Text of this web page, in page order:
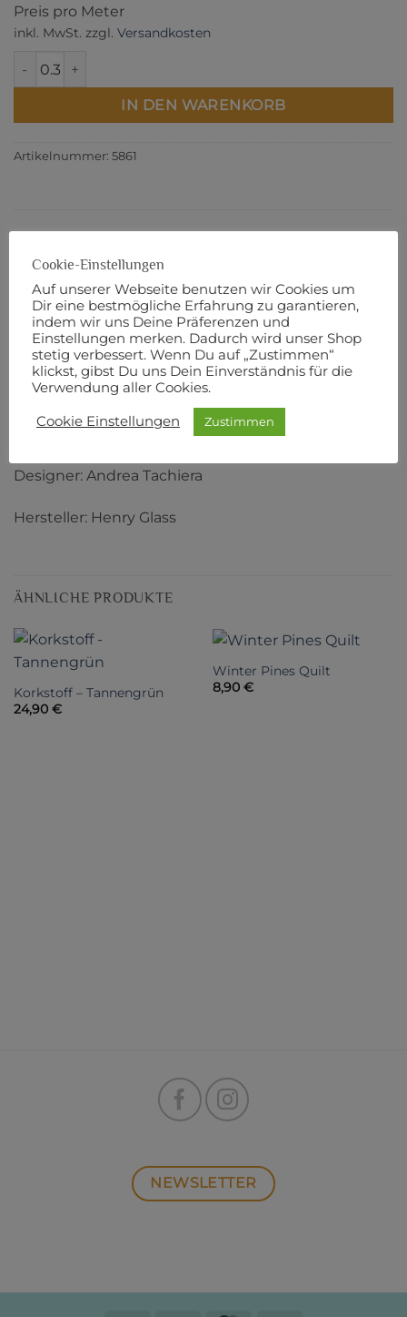
Preis pro Meter
inkl. MwSt. zzgl. Versandkosten
Winter Elegance Menge
IN DEN WARENKORB
Artikelnummer: 5861
ZUSÄTZLICHE INFORMATIONEN
PRODUKTSICHERHEIT
Flanell
110 cm Breite
Designer: Andrea Tachiera
Hersteller: Henry Glass
ÄHNLICHE PRODUKTE
Korkstoff – Tannengrün
24,90 €
Winter Pines Quilt
8,90 €
NEWSLETTER
Cookie-Einstellungen
Auf unserer Webseite benutzen wir Cookies um
Dir eine bestmögliche Erfahrung zu garantieren,
indem wir uns Deine Präferenzen und
Einstellungen merken. Dadurch wird unser Shop
stetig verbessert. Wenn Du auf „Zustimmen“
klickst, gibst Du uns Dein Einverständnis für die
Verwendung aller Cookies.
Cookie Einstellungen Zustimmen